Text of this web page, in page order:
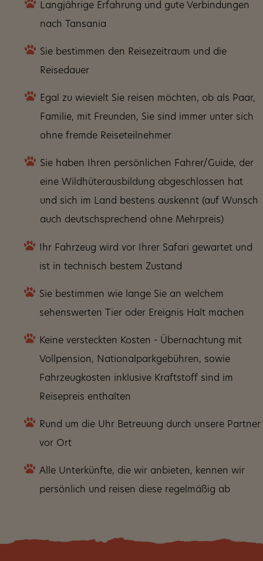
Langjährige Erfahrung und gute Verbindungen
nach Tansania
Sie bestimmen den Reisezeitraum und die
Reisedauer
Egal zu wievielt Sie reisen möchten, ob als Paar,
Familie, mit Freunden, Sie sind immer unter sich
ohne fremde Reiseteilnehmer
Sie haben Ihren persönlichen Fahrer/Guide, der
eine Wildhüterausbildung abgeschlossen hat
und sich im Land bestens auskennt (auf Wunsch
auch deutschsprechend ohne Mehrpreis)
Ihr Fahrzeug wird vor Ihrer Safari gewartet und
ist in technisch bestem Zustand
Sie bestimmen wie lange Sie an welchem
sehenswerten Tier oder Ereignis Halt machen
Keine versteckten Kosten - Übernachtung mit
Vollpension, Nationalparkgebühren, sowie
Fahrzeugkosten inklusive Kraftstoff sind im
Reisepreis enthalten
Rund um die Uhr Betreuung durch unsere Partner
vor Ort
Alle Unterkünfte, die wir anbieten, kennen wir
persönlich und reisen diese regelmäßig ab